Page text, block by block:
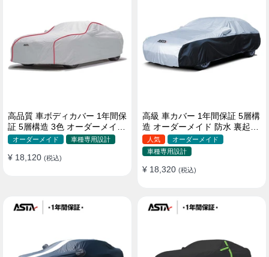
高品質 車ボディカバー 1年間保
証 5層構造 3色 オーダーメイド
裏起毛 防風防水 四季
オーダーメイド 車種専用設計
¥ 18,120 (税込)
高級 車カバー 1年間保証 5層構
造 オーダーメイド 防水 裏起毛
台風対策 黄砂対策 車種専用
人気
オーダーメイド
車種専用設計
¥ 18,320 (税込)